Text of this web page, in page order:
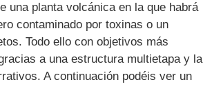
una planta volcánica en la que habrá
contaminado por toxinas o un
Todo ello con objetivos más
a una estructura multietapa y la
A continuación podéis ver un